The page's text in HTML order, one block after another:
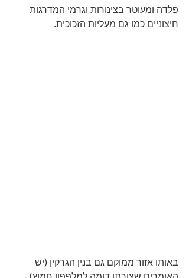
פלדה ומעוטר בצינורות וגרמי המדרגות
חיצוניים כמו גם מעליות הזכוכית.
באותו אזור ממוקם גם בנין הגרקין (יש